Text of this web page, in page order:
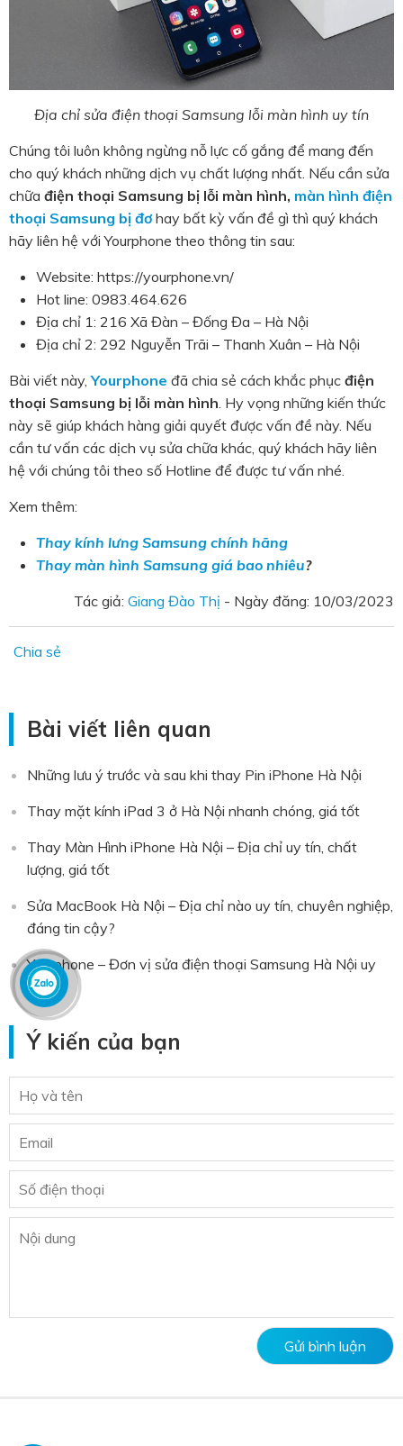
Địa chỉ sửa điện thoại Samsung lỗi màn hình uy tín
Chúng tôi luôn không ngừng nỗ lực cố gắng để mang đến
cho quý khách những dịch vụ chất lượng nhất. Nếu cần sửa
chữa điện thoại Samsung bị lỗi màn hình, màn hình điện
thoại Samsung bị đơ hay bất kỳ vấn đề gì thì quý khách
hãy liên hệ với Yourphone theo thông tin sau:
Website: https://yourphone.vn/
Hot line: 0983.464.626
Địa chỉ 1: 216 Xã Đàn – Đống Đa – Hà Nội
Địa chỉ 2: 292 Nguyễn Trãi – Thanh Xuân – Hà Nội
Bài viết này,Yourphone đã chia sẻ cách khắc phục điện
thoại Samsung bị lỗi màn hình. Hy vọng những kiến thức
này sẽ giúp khách hàng giải quyết được vấn đề này. Nếu
cần tư vấn các dịch vụ sửa chữa khác, quý khách hãy liên
hệ với chúng tôi theo số Hotline để được tư vấn nhé.
Xem thêm:
Thay kính lưng Samsung chính hãng
Thay màn hình Samsung giá bao nhiêu?
Tác giả: Giang Đào Thị - Ngày đăng: 10/03/2023
Chia sẻ
Bài viết liên quan
Những lưu ý trước và sau khi thay Pin iPhone Hà Nội
Thay mặt kính iPad 3 ở Hà Nội nhanh chóng, giá tốt
Thay Màn Hình iPhone Hà Nội – Địa chỉ uy tín, chất
lượng, giá tốt
Sửa MacBook Hà Nội – Địa chỉ nào uy tín, chuyên nghiệp,
đáng tin cậy?
Yourphone – Đơn vị sửa điện thoại Samsung Hà Nội uy
tín
Ý kiến của bạn